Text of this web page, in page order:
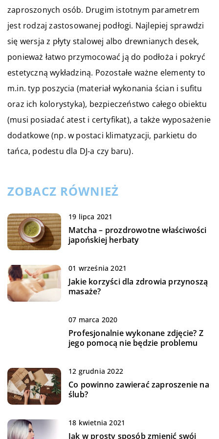
zaproszonych osób. Drugim istotnym parametrem
jest rodzaj zastosowanej podłogi. Najlepiej sprawdzi
się wersja z płyty stalowej albo drewnianych desek,
ponieważ łatwo przymocować ją do podłoża i pokryć
estetyczną wykładziną. Pozostałe ważne elementy to
m.in. typ poszycia (materiał wykonania ścian i sufitu
oraz ich kolorystyka), bezpieczeństwo całego obiektu
(musi posiadać atest i certyfikat), a także wyposażenie
dodatkowe (np. w postaci klimatyzacji, parkietu do
tańca, podestu dla DJ-a czy baru).
ZOBACZ RÓWNIEŻ
19 lipca 2021
Matcha – prozdrowotne właściwości
japońskiej herbaty
01 września 2021
Jakie korzyści dla zdrowia przynoszą
masaże?
07 marca 2020
Profesjonalnie wykonane zdjęcie? Z
jego pomocą nie będzie problemu
12 grudnia 2022
Co powinno zawierać zaproszenie na
ślub?
18 kwietnia 2021
Jak w prosty sposób zmienić swój